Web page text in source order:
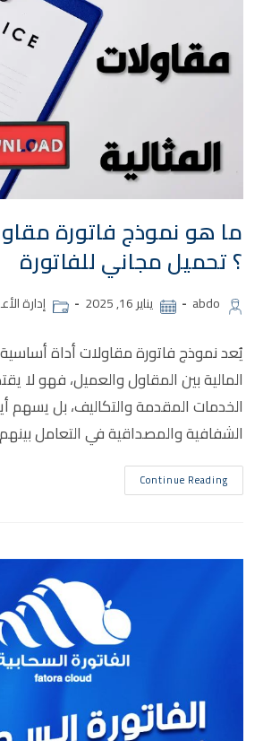
ما هو نموذج فاتورة
؟ تحميل مجاني للفاتورة
abdo يناير 16, 2025 إدارة
يُعد نموذج فاتورة مقاولات أداة
المالية بين المقاول والعميل، فهو لا
الخدمات المقدمة والتكاليف، بل يسهم
الشفافية والمصداقية في التعامل
Continue Reading